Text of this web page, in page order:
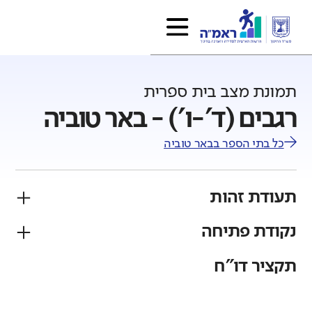
תמונת מצב בית ספרית
רגבים (ד'-ו') - באר טוביה
כל בתי הספר בבאר טוביה
תעודת זהות
פיקוח
נקודת פתיחה
תקציר דו"ח